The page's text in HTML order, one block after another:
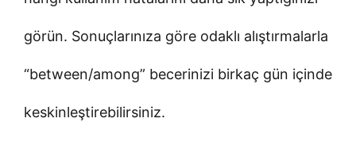
görün. Sonuçlarınıza göre odaklı alıştırmalarla
“between/among” becerinizi birkaç gün içinde
keskinleştirebilirsiniz.